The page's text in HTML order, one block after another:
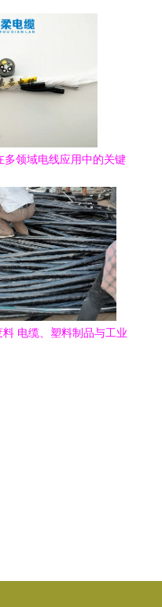
多领域电线应用中的关键
电缆、塑料制品与工业